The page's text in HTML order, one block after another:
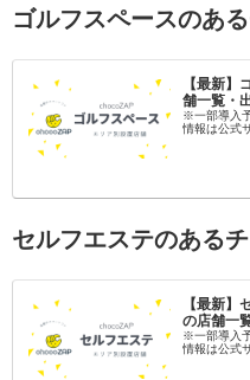
ゴルフスペースのあ
【最新】
舗一覧・
※一部導入
情報は公式
セルフエステのある
【最新】
の店舗一
※一部導入
情報は公式